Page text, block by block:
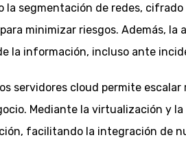
la segmentación de redes,
minimizar riesgos. Además,
la información, incluso ante
servidores cloud permite
Mediante la virtualización y
facilitando la integración de